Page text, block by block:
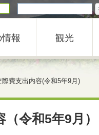
情報 観光
際費支出内容(令和5年9月)
令和5年9月）